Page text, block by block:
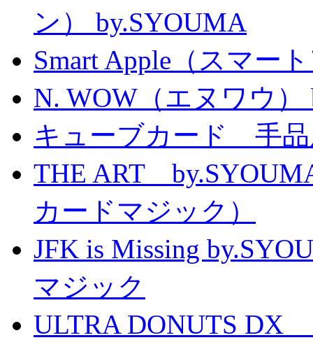
ン） by.SYOUMA
Smart Apple（スマー
N. WOW（エヌワウ）
キューブカード 手
THE ART
カードマジック）
JFK is Missing
マジック
ULTRA DONUTS DX